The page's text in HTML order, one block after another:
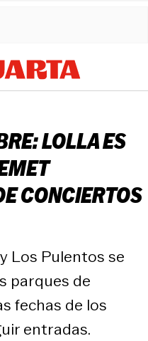
LOLLA ES
CONCIERTOS
Los Pulentos se
parques de
fechas de los
entradas.